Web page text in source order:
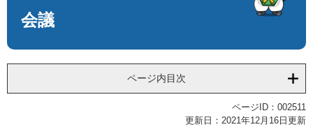
会議
ページ内目次
ページID：002511
更新日：2021年12月16日更新